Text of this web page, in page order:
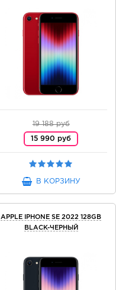
19 188 руб
15 990 руб
В КОРЗИНУ
APPLE IPHONE SE 2022 128GB
BLACK-ЧЕРНЫЙ